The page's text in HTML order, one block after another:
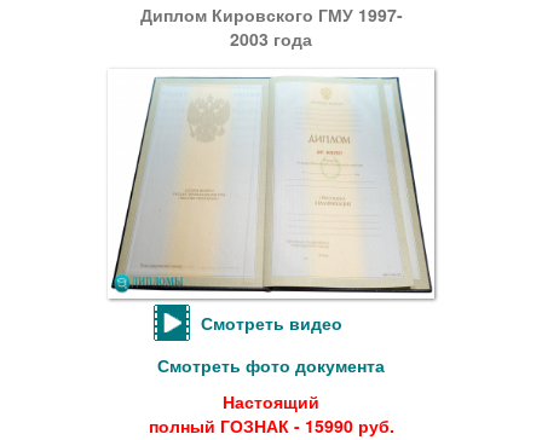
Диплом Кировского ГМУ 1997-
2003 года
Смотреть видео
Смотреть фото документа
Настоящий
полный ГОЗНАК - 15990 руб.